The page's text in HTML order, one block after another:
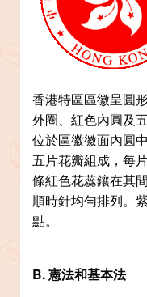
香港特區區徽呈圓
外圈、紅色內圓及
位於區徽徽面內圓
五片花瓣組成，每
條紅色花蕊鑲在其
順時針均勻排列。
點。
B. 憲法和基本法